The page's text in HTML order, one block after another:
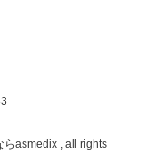
らasmedix , all rights